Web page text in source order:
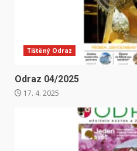
Tištěný Odraz
Odraz 04/2025
17. 4. 2025